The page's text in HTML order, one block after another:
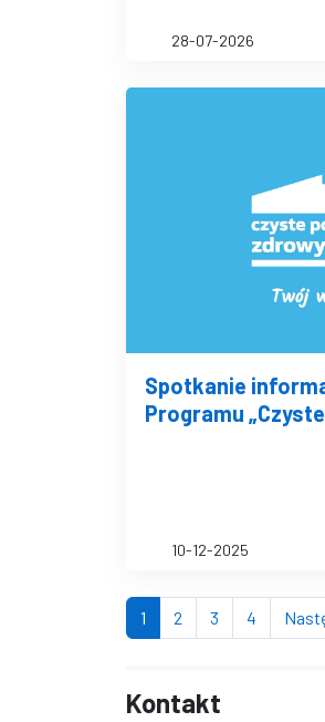
28-07-2026
Spotkanie
Programu
10-12-2025
1 (bieżąca strona)
2 strona
3 strona
4 strona
Kontakt